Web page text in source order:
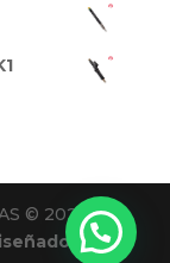
© 2025 |
por